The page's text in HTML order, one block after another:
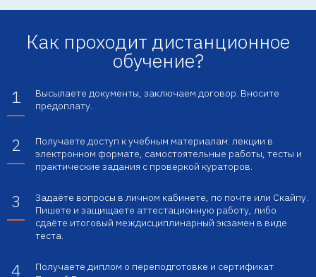
Как проходит дистанционное
обучение?
1
Высылаете документы, заключаем договор. Вносите
предоплату.
2
Получаете доступ к учебным материалам: лекции в
электронном формате, самостоятельные работы, тесты и
практические задания с проверкой кураторов.
3
Задаёте вопросы в личном кабинете, по почте или Скайпу.
Пишете и защищаете аттестационную работу, либо
сдаёте итоговый междисциплинарный экзамен в виде
теста.
4
Получаете диплом о переподготовке и сертификат